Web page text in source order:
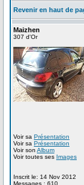
Revenir en haut de
Maizhen
307 d'Or
Voir sa Présentation
Voir sa Présentation
Voir son Album
Voir toutes ses Images
Inscrit le: 14 Nov 2012
Messages : 610